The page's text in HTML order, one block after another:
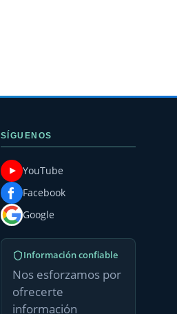
SÍGUENOS
YouTube
Facebook
Google
Información confiable
Nos esforzamos por
ofrecerte
información